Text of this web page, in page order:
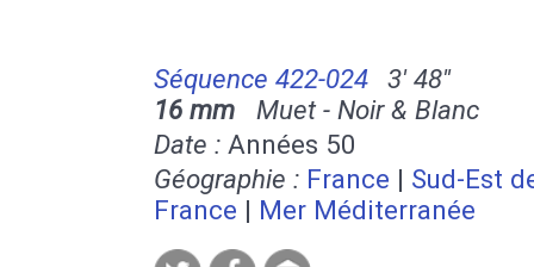
Séquence 422-024
3' 48''
16 mm Muet - Noir & Blanc
Date : Années 50
Géographie : France | Sud-Est
France | Mer Méditerranée